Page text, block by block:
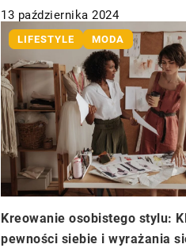
13 października 2024
LIFESTYLE MODA
Kreowanie osobistego stylu:
pewności siebie i wyrażania